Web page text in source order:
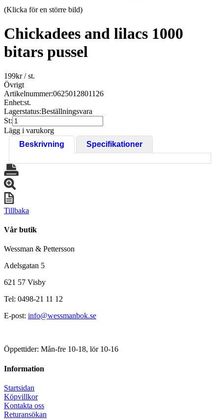
(Klicka för en större bild)
Chickadees and lilacs 1000
bitars pussel
199kr/ st.
Övrigt
Artikelnummer:0625012801126
Enhet:st.
Lagerstatus:Beställningsvara
St:
Lägg i varukorg
Beskrivning
Specifikationer
Tillbaka
Vår butik
Wessman & Pettersson
Adelsgatan 5
621 57 Visby
Tel: 0498-21 11 12
E-post: info@wessmanbok.se
Öppettider: Mån-fre 10-18, lör 10-16
Information
Startsidan
Köpvillkor
Kontakta oss
Returansökan